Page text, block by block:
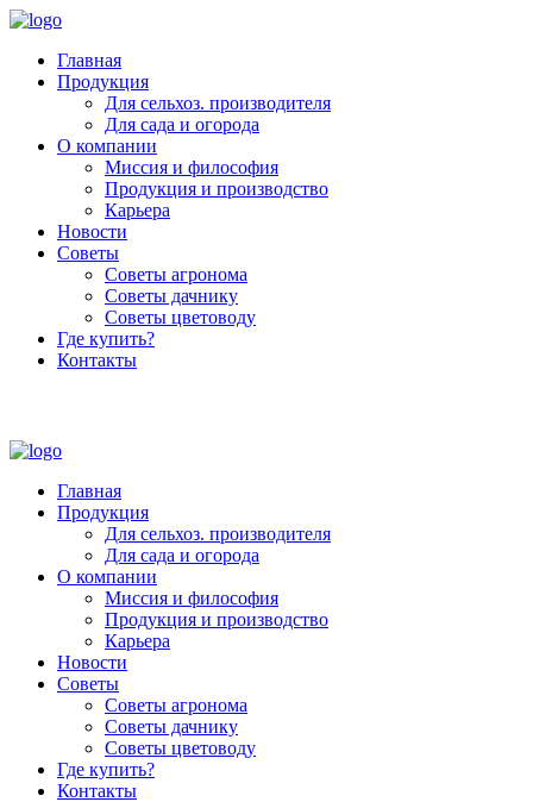
Главная
Продукция
Для сельхоз. производителя
Для сада и огорода
О компании
Миссия и философия
Продукция и производство
Карьера
Новости
Советы
Советы агронома
Советы дачнику
Советы цветоводу
Где купить?
Контакты
Главная
Продукция
Для сельхоз. производителя
Для сада и огорода
О компании
Миссия и философия
Продукция и производство
Карьера
Новости
Советы
Советы агронома
Советы дачнику
Советы цветоводу
Где купить?
Контакты